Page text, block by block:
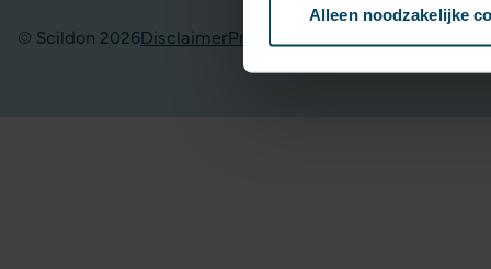
Alleen noodzakelijke
© Scildon 2026Disclaimer Privacy statement